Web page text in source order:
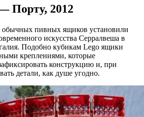
Порту, 2012
пивных ящиков установили
искусства Серралвеша в
Подобно кубикам Lego ящики
креплениями, которые
конструкцию и, при
детали, как душе угодно.